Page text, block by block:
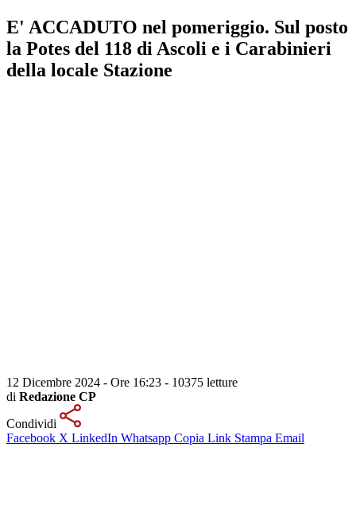
E' ACCADUTO nel pomeriggio. Sul posto
la Potes del 118 di Ascoli e i Carabinieri
della locale Stazione
12 Dicembre 2024 - Ore 16:23 - 10375 letture
di Redazione CP
Condividi
Facebook X LinkedIn Whatsapp Copia Link Stampa Email